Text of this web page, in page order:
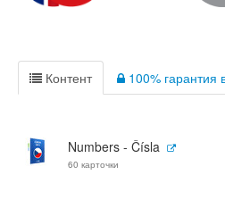
Контент 100% гарантия
Numbers - Čísla
60 карточки